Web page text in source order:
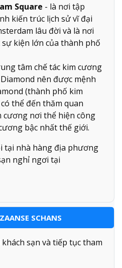
Square - là nơi tập
kiến trúc lịch sử vĩ đại
lâu đời và là nơi
kiện lớn của thành phố
tâm chế tác kim cương
nên được mệnh
(thành phố kim
thể đến thăm quan
cương nơi thể hiện công
bậc nhất thế giới.
tại nhà hàng địa phương
nghỉ ngơi tại
SCHANS
sạn và tiếp tục tham